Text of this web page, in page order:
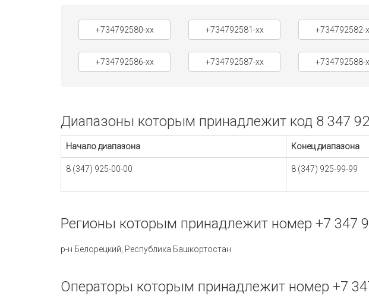
+734792580-xx +734792581-xx +734792582-
+734792586-xx +734792587-xx +734792588-
Диапазоны которым принадлежит код 8 347
Начало диапазона Конец диапазона
8 (347) 925-00-00 8 (347) 925-99-99
Регионы которым принадлежит номер +7 347
р-н Белорецкий, Республика Башкортостан
Операторы которым принадлежит номер +7